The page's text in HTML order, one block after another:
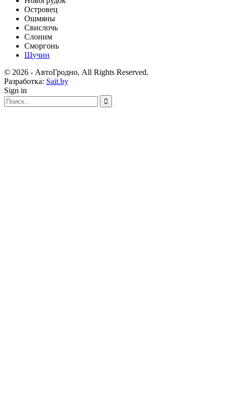
Островец
Ошмяны
Свислочь
Слоним
Сморгонь
Щучин
© 2026 - АвтоГродно. All Rights Reserved.
Разработка: Sait.by
Sign in